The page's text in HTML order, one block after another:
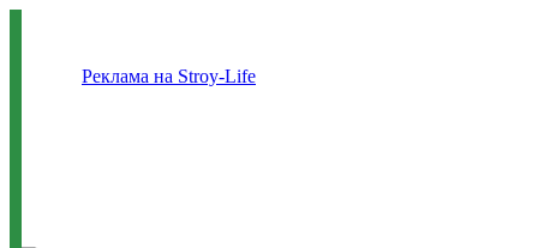
Реклама на Stroy-Life